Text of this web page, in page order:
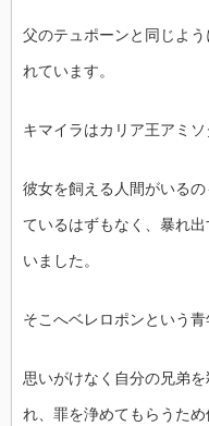
父のテュポーンと同じよ
れています。
キマイラはカリア王アミソ
彼女を飼える人間がいる
ているはずもなく、暴れ
いました。
そこへベレロポンという青
思いがけなく自分の兄弟
れ、罪を浄めてもらうた